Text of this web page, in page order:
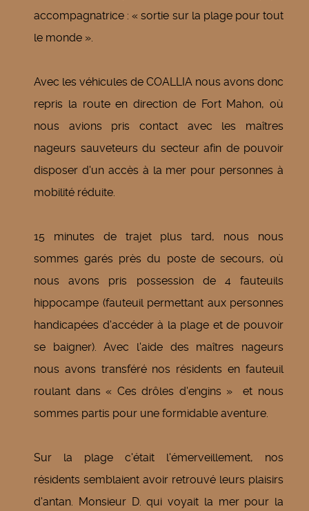
accompagnatrice : « sortie sur la plage pour tout
le monde ».
Avec les véhicules de COALLIA nous avons donc
repris la route en direction de Fort Mahon, où
nous avions pris contact avec les maîtres
nageurs sauveteurs du secteur afin de pouvoir
disposer d'un accès à la mer pour personnes à
mobilité réduite.
15 minutes de trajet plus tard, nous nous
sommes garés près du poste de secours, où
nous avons pris possession de 4 fauteuils
hippocampe (fauteuil permettant aux personnes
handicapées d'accéder à la plage et de pouvoir
se baigner). Avec l'aide des maîtres nageurs
nous avons transféré nos résidents en fauteuil
roulant dans « Ces drôles d'engins » et nous
sommes partis pour une formidable aventure.
Sur la plage c'était l'émerveillement, nos
résidents semblaient avoir retrouvé leurs plaisirs
d'antan. Monsieur D. qui voyait la mer pour la